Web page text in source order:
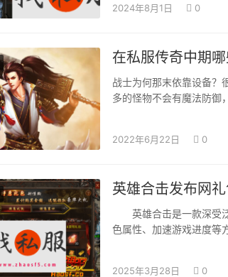
2024年8月1日 0
在私服传奇中期
战士为何那末依靠设备？
多的怪物不会有魔法防御
2022年6月22日 0
英雄合击发布网
英雄合击是一款深受泛
色属性、加速游戏进度等
2025年3月28日 0